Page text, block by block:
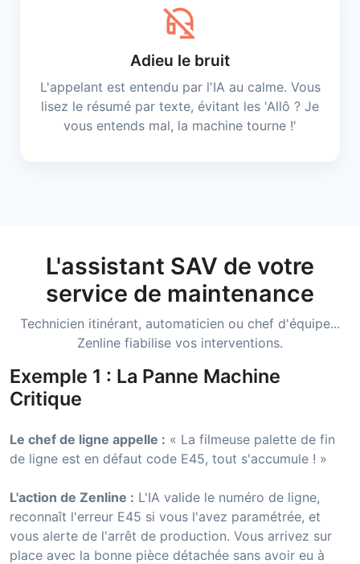
headset_off
Adieu le bruit
L'appelant est entendu par l'IA au calme. Vous
lisez le résumé par texte, évitant les 'Allô ? Je
vous entends mal, la machine tourne !'
L'assistant SAV de votre
service de maintenance
Technicien itinérant, automaticien ou chef d'équipe...
Zenline fiabilise vos interventions.
Exemple 1 : La Panne Machine
Critique
Le chef de ligne appelle : « La filmeuse palette de fin
de ligne est en défaut code E45, tout s'accumule ! »
L'action de Zenline : L'IA valide le numéro de ligne,
reconnaît l'erreur E45 si vous l'avez paramétrée, et
vous alerte de l'arrêt de production. Vous arrivez sur
place avec la bonne pièce détachée sans avoir eu à